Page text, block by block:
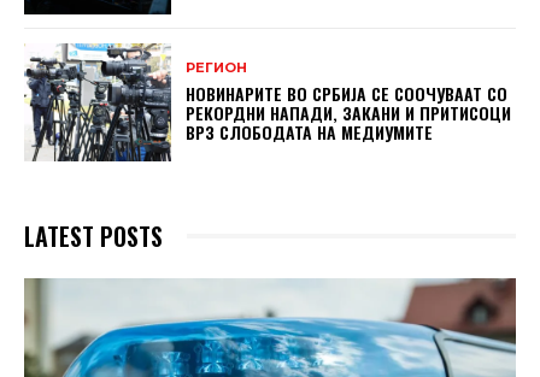
РЕГИОН
НОВИНАРИТЕ ВО СРБИЈА СЕ СООЧУВААТ СО
РЕКОРДНИ НАПАДИ, ЗАКАНИ И ПРИТИСОЦИ
ВРЗ СЛОБОДАТА НА МЕДИУМИТЕ
LATEST POSTS